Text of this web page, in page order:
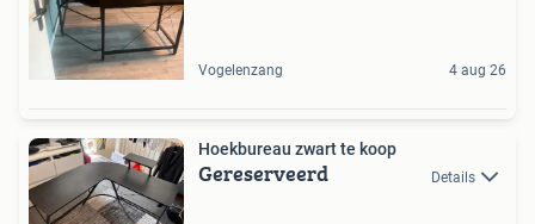
Vogelenzang 4 aug 26
Hoekbureau zwart te koop
Gereserveerd Details